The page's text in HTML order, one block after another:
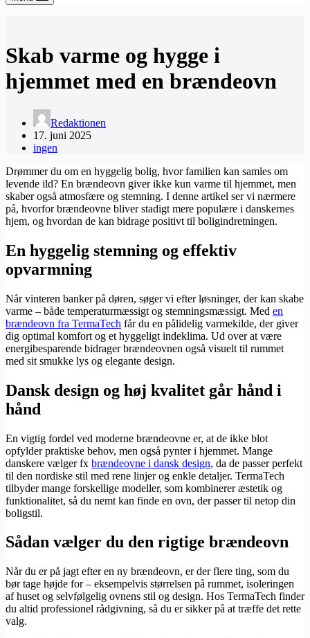
Skab varme og hygge i
hjemmet med en brændeovn
Redaktionen
17. juni 2025
ingen
Drømmer du om en hyggelig bolig, hvor familien kan samles om
levende ild? En brændeovn giver ikke kun varme til hjemmet, men
skaber også atmosfære og stemning. I denne artikel ser vi nærmere
på, hvorfor brændeovne bliver stadigt mere populære i danskernes
hjem, og hvordan de kan bidrage positivt til boligindretningen.
En hyggelig stemning og effektiv
opvarmning
Når vinteren banker på døren, søger vi efter løsninger, der kan skabe
varme – både temperaturmæssigt og stemningsmæssigt. Med en
brændeovn fra TermaTech får du en pålidelig varmekilde, der giver
dig optimal komfort og et hyggeligt indeklima. Ud over at være
energibesparende bidrager brændeovnen også visuelt til rummet
med sit smukke lys og elegante design.
Dansk design og høj kvalitet går hånd i
hånd
En vigtig fordel ved moderne brændeovne er, at de ikke blot
opfylder praktiske behov, men også pynter i hjemmet. Mange
danskere vælger fx brændeovne i dansk design, da de passer perfekt
til den nordiske stil med rene linjer og enkle detaljer. TermaTech
tilbyder mange forskellige modeller, som kombinerer æstetik og
funktionalitet, så du nemt kan finde en ovn, der passer til netop din
boligstil.
Sådan vælger du den rigtige brændeovn
Når du er på jagt efter en ny brændeovn, er der flere ting, som du
bør tage højde for – eksempelvis størrelsen på rummet, isoleringen
af huset og selvfølgelig ovnens stil og design. Hos TermaTech finder
du altid professionel rådgivning, så du er sikker på at træffe det rette
valg.